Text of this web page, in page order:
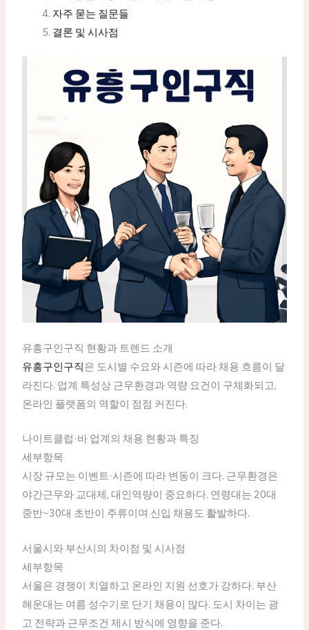
자주 묻는 질문들
결론 및 시사점
유흥구인구직 현황과 트렌드 소개
유흥구인구직은 도시별 수요와 시즌에 따라 채용 흐름이 달
라진다. 업계 특성상 근무환경과 역량 요건이 구체화되고,
온라인 플랫폼의 역할이 점점 커진다.
나이트클럽·바 업계의 채용 현황과 특징
세부항목
시장 규모는 이벤트·시즌에 따라 변동이 크다. 근무환경은
야간근무와 교대제, 대인역량이 중요하다. 연령대는 20대
중반~30대 초반이 주류이며 신입 채용도 활발하다.
서울시와 부산시의 차이점 및 시사점
세부항목
서울은 경쟁이 치열하고 온라인 지원 선호가 강하다. 부산
해운대는 여름 성수기로 단기 채용이 많다. 도시 차이는 광
고 전략과 근무조건 제시 방식에 영향을 준다.